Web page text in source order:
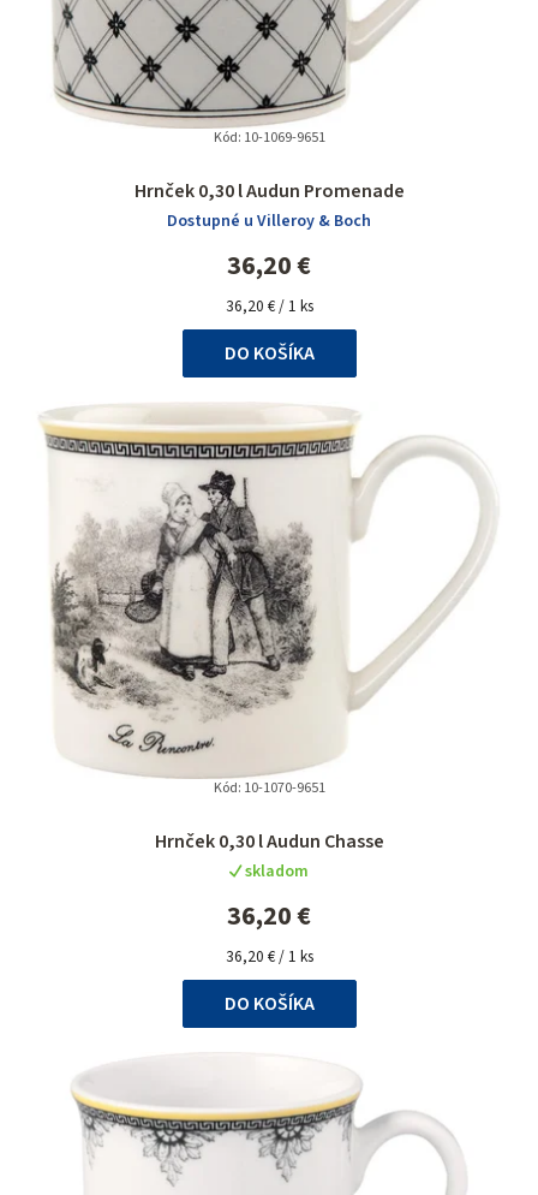
Hrnček 0,30 l Audun Promenade
hodnotenie
produktu
je
5,0
z
5
hviezdičiek.
Dostupné u Villeroy & Boch
36,20 €
Jednotková
cena:
36,20 € / 1 ks
DO KOŠÍKA
Kód: 10-1069-9651
Hrnček 0,30 l Audun Chasse
hodnotenie
produktu
je
5,0
z
5
hviezdičiek.
skladom
36,20 €
Jednotková
cena:
36,20 € / 1 ks
DO KOŠÍKA
Kód: 10-1070-9651